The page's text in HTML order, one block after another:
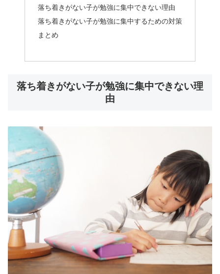
落ち着きがない子が勉強に集中できない理由
落ち着きがない子が勉強に集中するための対策
まとめ
落ち着きがない子が勉強に集中できない理
由